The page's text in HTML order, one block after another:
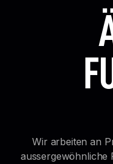
Wir arbeiten an
aussergewöhnliche